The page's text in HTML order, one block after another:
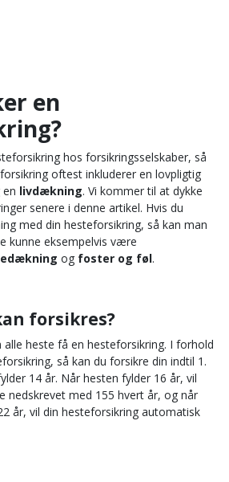
en
hos forsikringsselskaber, så
oftest inkluderer en lovpligtig
livdækning. Vi kommer til at dykke
senere i denne artikel. Hvis du
med din hesteforsikring, så kan man
kunne eksempelvis være
og foster og føl.
forsikres?
alle heste få en hesteforsikring. I forhold
så kan du forsikre din indtil 1.
14 år. Når hesten fylder 16 år, vil
nedskrevet med 155 hvert år, og når
år, vil din hesteforsikring automatisk